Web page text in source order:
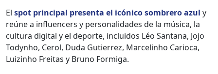
El spot prin­ci­pal pre­sen­ta el icóni­co som­brero azul y
reúne a influ­encers y per­son­al­i­dades de la músi­ca, la
cul­tura dig­i­tal y el deporte, inclu­i­dos Léo San­tana, Jojo
Todyn­ho, Cerol, Duda Gutier­rez, Marcelin­ho Car­i­o­ca,
Luiz­in­ho Fre­itas y Bruno Formi­ga.